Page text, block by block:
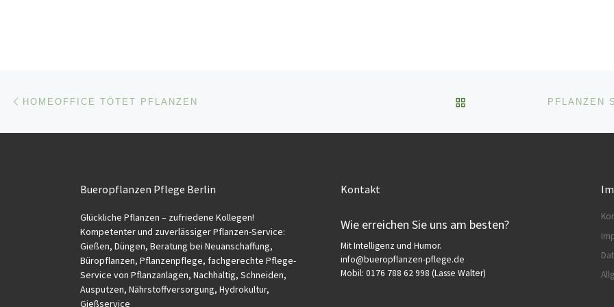
Beitragsnavigation
HOMEOFFICE TÖTET PFLANZEN ZURÜCK ZUR
Bueropflanzen Pflege Berlin
Glückliche Pflanzen – zufriedene Kollegen!
Kompetenter und zuverlässiger Pflanzen-Service:
Gießen, Düngen, Beratung bei Neuanschaffung,
Büropflanzen, Pflanzenpflege, fachgerechte Pflege-
Service von Pflanzanlagen, Nachhaltig, Schneiden,
Ausputzen, Nährstoffversorgung, Hydrokultur,
Gießservice
Kontakt
Wie erreichen Sie uns am besten?
Mit Intelligenz und Humor.
info@bueropflanzen-pflege.de
Mobil: 0176 788 62 998 (Lasse Walter)